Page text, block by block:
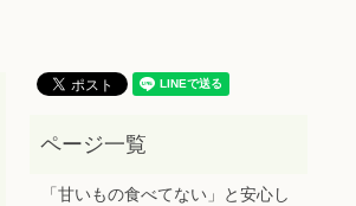
「甘いもの食べてない」と安心し